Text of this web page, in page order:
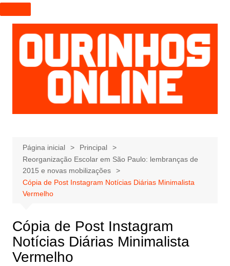
I
r
p
a
r
a
e
ú
d
o
Página inicial
Principal
Reorganização Escolar em São Paulo: lembranças de
2015 e novas mobilizações
Cópia de Post Instagram Notícias Diárias Minimalista
Vermelho
Cópia de Post Instagram
Notícias Diárias Minimalista
Vermelho